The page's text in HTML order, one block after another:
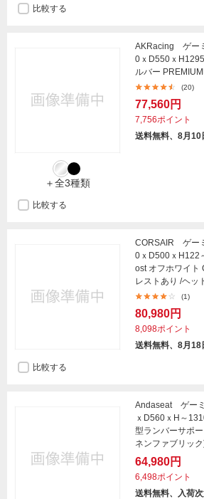
比較する
＋全3種類
AKRacing ゲー
0ｘD550ｘ
ルバー
(20)
77,560円
7,756ポイント
送料無料、8月10
比較する
CORSAIR ゲー
0ｘD500ｘH122
ost オフホワイト
レストあり /ヘッ
(1)
80,980円
8,098ポイント
送料無料、8月18
比較する
Andaseat ゲー
ｘD560ｘH～
型ランバーサポ
ネンファブリッ
64,980円
6,498ポイント
送料無料、入荷